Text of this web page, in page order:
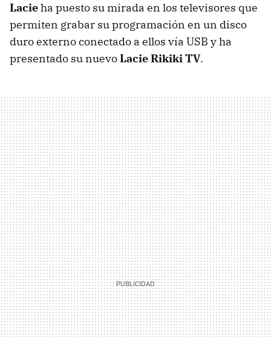
Lacieha puesto su mirada en los televisores que
permiten grabar su programación en un disco
duro externo conectado a ellos vía USB y ha
presentado su nuevoLacie Rikiki TV.